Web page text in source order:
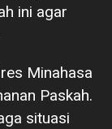
ini agar
Minahasa
Paskah.
situasi